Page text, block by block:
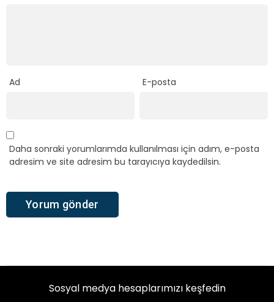
Ad E-posta
Daha sonraki yorumlarımda kullanılması için adım, e-posta
adresim ve site adresim bu tarayıcıya kaydedilsin.
Sosyal medya hesaplarımızı keşfedin